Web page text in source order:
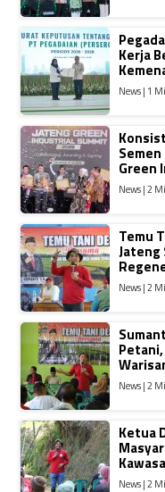
Kerja
News | 1
Green
News | 2
Temu
Jateng
News | 2
News | 2
Ketua
News | 2